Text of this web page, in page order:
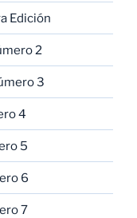
Edición
2
3
4
5
6
7